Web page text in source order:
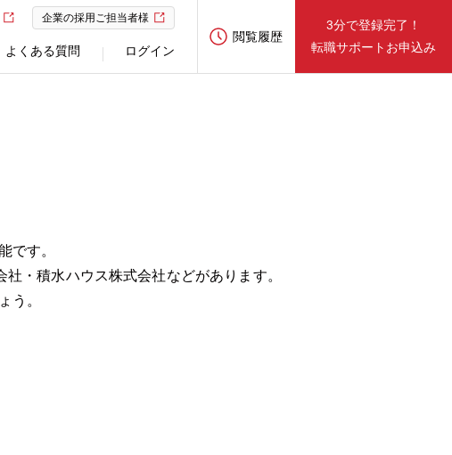
企業の採用ご担当者様
よくある質問 ログイン
閲覧履歴
3分で登録完了！
転職サポートお申込み
です。
・積水ハウス株式会社などがあります。
う。